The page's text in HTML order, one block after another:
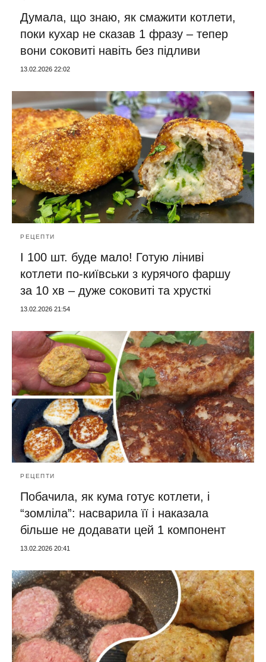
Думала, що знаю, як смажити котлети,
поки кухар не сказав 1 фразу – тепер
вони соковиті навіть без підливи
13.02.2026 22:02
РЕЦЕПТИ
І 100 шт. буде мало! Готую ліниві
котлети по-київськи з курячого фаршу
за 10 хв – дуже соковиті та хрусткі
13.02.2026 21:54
РЕЦЕПТИ
Побачила, як кума готує котлети, і
“зомліла”: насварила її і наказала
більше не додавати цей 1 компонент
13.02.2026 20:41